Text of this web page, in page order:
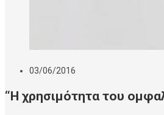
03/06/2016
“Η χρησιμότητα του